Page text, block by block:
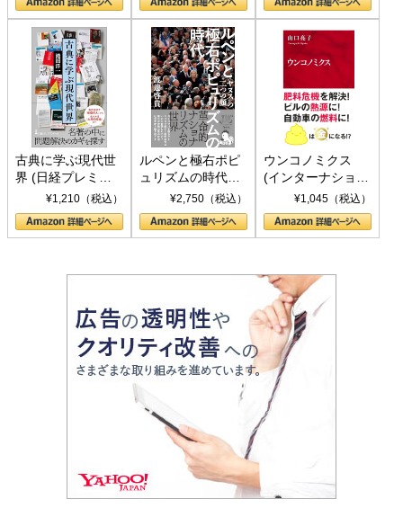
書)
古典に学ぶ現代世
界 (日経プレミア
シリーズ)¥1,210（税込）
ルペンと極右ポピ
ュリズムの時代：
〈ヤヌス〉の二つ
の顔
¥2,750（税込）
ウンコノミクス
(インターナショナ
ル新書)¥1,045（税込）